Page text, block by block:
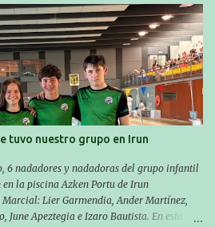
Por otro lado, otro grupo pequeño actuará
Beasain en el XXIIIº memorial Leire
festiva organizada por el club Igartza.
a las 11:30 habrá pruebas populares
almuerzo para todos y todas las
sobre convocatorias y competiciones la
el siguiente enlace:
competici%C3%B3n/egutegia#h.9xisch
tuvo nuestro grupo en Irun
6 nadadores y nadadoras del grupo infantil
la piscina Azken Portu de Irun
Lier Garmendia, Ander Martínez,
Apeztegia e Izaro Bautista. En esta